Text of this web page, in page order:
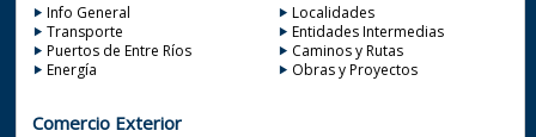
Info General
Localidades
Transporte
Entidades Intermedias
Puertos de Entre Ríos
Caminos y Rutas
Energía
Obras y Proyectos
Comercio Exterior